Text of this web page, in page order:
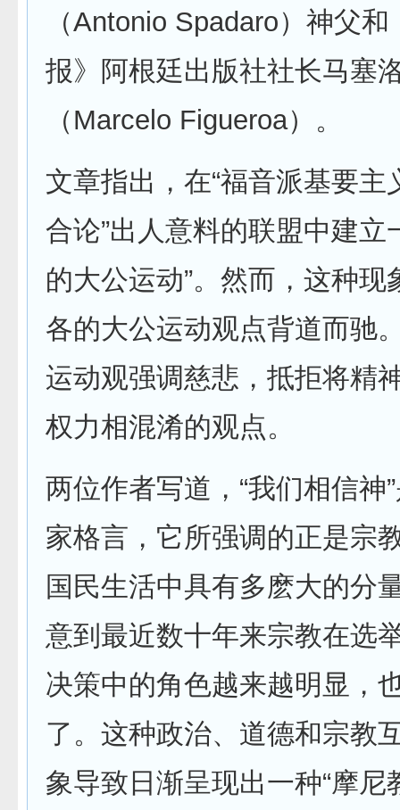
（Antonio Spadaro）神父
报》阿根廷出版社社长马塞
（Marcelo Figueroa）。
文章指出，在“福音派基要主
合论”出人意料的联盟中建立
的大公运动”。然而，这种现
各的大公运动观点背道而驰
运动观强调慈悲，抵拒将精
权力相混淆的观点。
两位作者写道，“我们相信神
家格言，它所强调的正是宗
国民生活中具有多麽大的分
意到最近数十年来宗教在选
决策中的角色越来越明显，
了。这种政治、道德和宗教
象导致日渐呈现出一种“摩尼